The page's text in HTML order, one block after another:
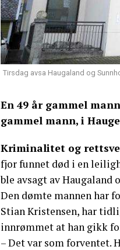
Tirsdag avsa Haugaland og
En 49 år gammel
gammel mann, i
Kriminalitet og
fjor funnet død i en
ble avsagt av
Den dømte mannen har
Stian Kristensen, har
innrømmet at han gikk
– Det var som forventet.